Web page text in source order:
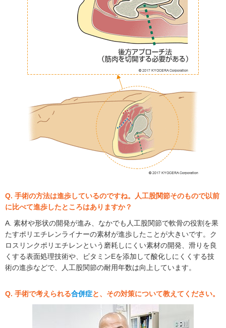
Q. 手術の方法は進歩しているのですね。人工股関節そのもので以前
に比べて進歩したところはありますか？
A. 素材や形状の開発が進み、なかでも人工股関節で軟骨の役割を果
たすポリエチレンライナーの素材が進歩したことが大きいです。ク
ロスリンクポリエチレンという磨耗しにくい素材の開発、滑りを良
くする表面処理技術や、ビタミンEを添加して酸化しにくくする技
術の進歩などで、人工股関節の耐用年数は向上しています。
Q. 手術で考えられる合併症と、その対策について教えてください。